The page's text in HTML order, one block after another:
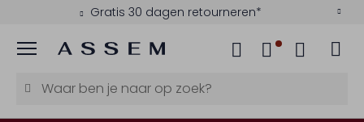
Gratis 30 dagen retourneren*
Menu